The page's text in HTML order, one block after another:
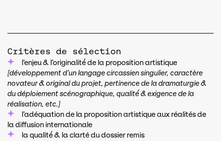
Critères de sélection
l’enjeu & l’originalité́ de la proposition artistique
[développement d’un langage circassien singulier, caractère
novateur & original du projet, pertinence de la dramaturgie &
du déploiement scénographique, qualité́ & exigence de la
réalisation, etc.]
l’adéquation de la proposition artistique aux réalités de
la diffusion internationale
la qualité́ & la clarté du dossier remis